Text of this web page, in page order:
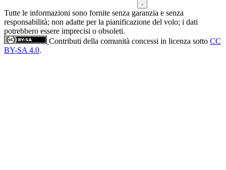
Tutte le informazioni sono fornite senza garanzia e senza
responsabilità; non adatte per la pianificazione del volo; i dati
potrebbero essere imprecisi o obsoleti.
Contributi della comunità concessi in licenza sotto CC
BY-SA 4.0.